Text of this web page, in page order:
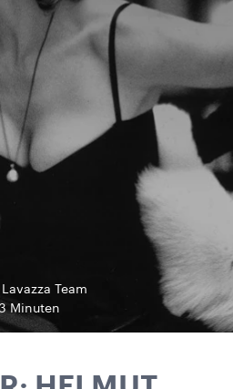
Team
Minuten